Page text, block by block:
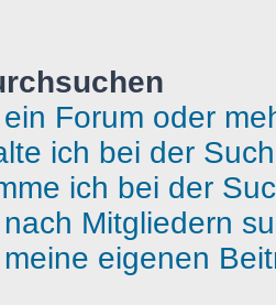
Forum oder
ich bei der
ich bei der
Mitgliedern
eigenen